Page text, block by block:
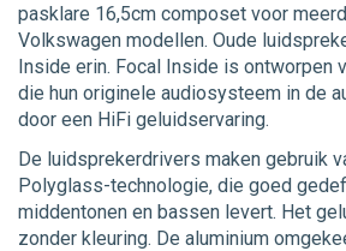
pasklare 16,5cm composet voor
Volkswagen modellen. Oude
Inside erin. Focal Inside is ontworpen
die hun originele audiosysteem in de
door een HiFi geluidservaring.
De luidsprekerdrivers maken gebruik
Polyglass-technologie, die goed
middentonen en bassen levert. Het
zonder kleuring. De aluminium